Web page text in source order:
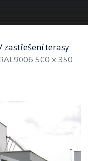
zastřešení terasy
500 x 350